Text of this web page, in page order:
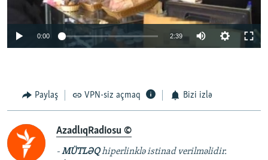
Auto 270p 360p 404p
0:00 2:39
404p
Paylaş VPN-siz açmaq Bizi izlə
AzadlıqRadiosu ©
-MÜTLƏQhiperlinklə istinad verilməlidir.